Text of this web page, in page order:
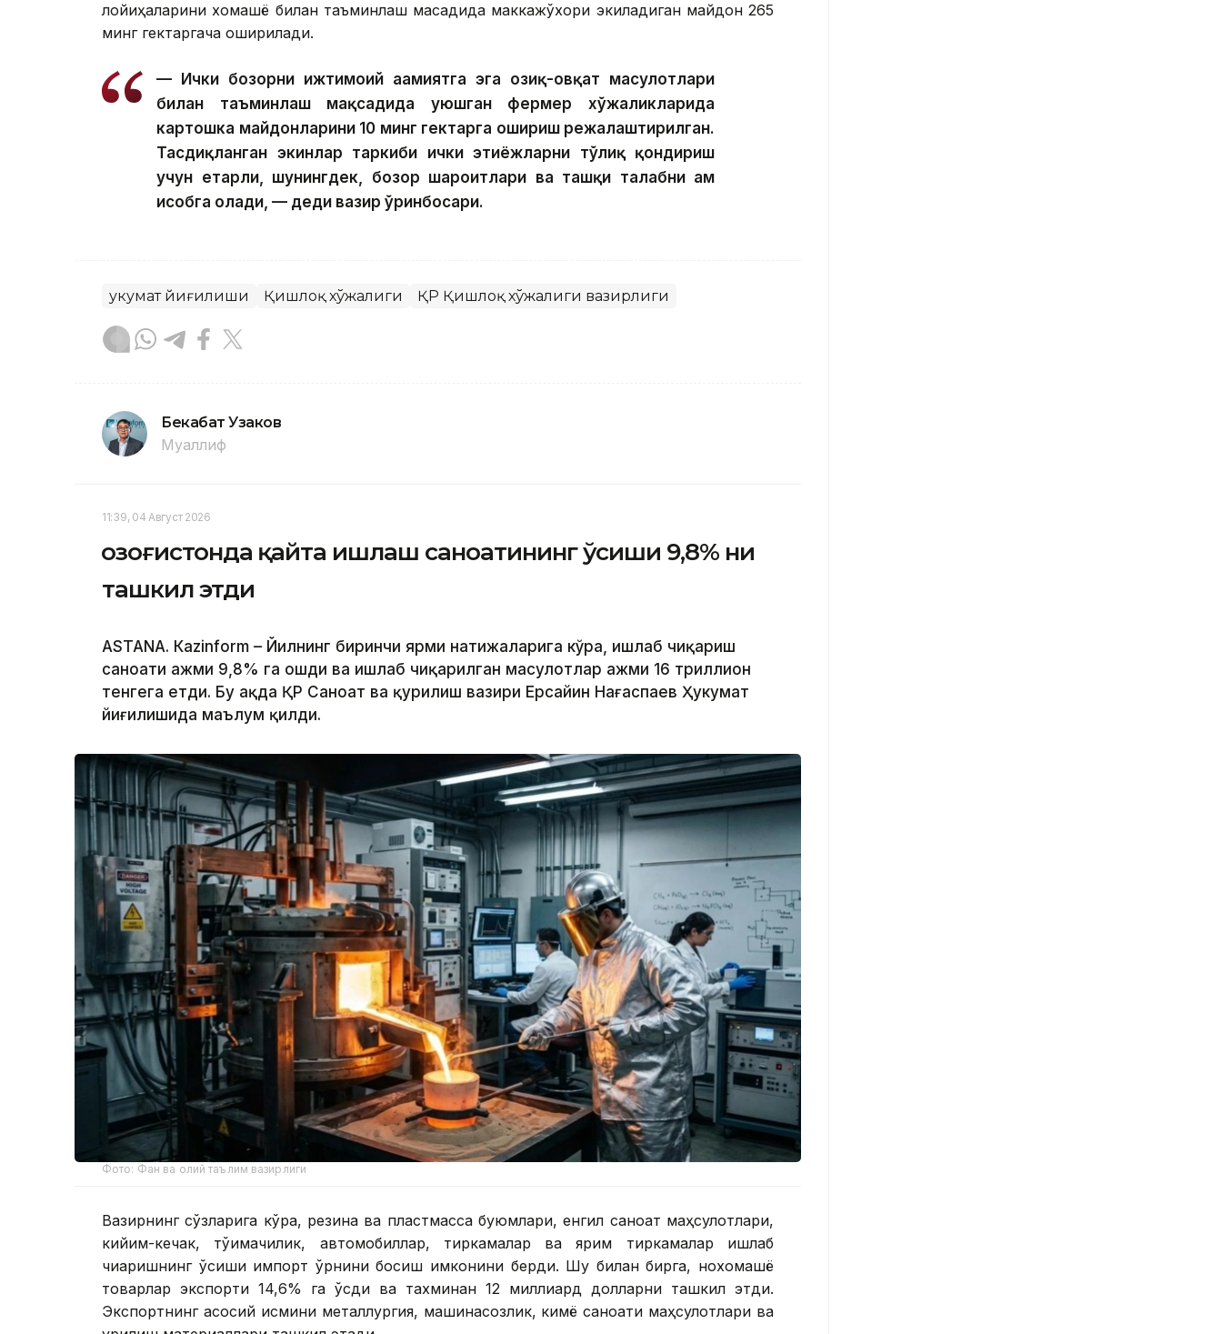
лойиҳаларини хомашё билан таъминлаш мақсадида маккажўхори экиладиган майдон 265
минг гектаргача оширилади.
— Ички бозорни ижтимоий аҳамиятга эга озиқ-овқат маҳсулотлари
билан таъминлаш мақсадида уюшган фермер хўжаликларида
картошка майдонларини 10 минг гектарга ошириш режалаштирилган.
Тасдиқланган экинлар таркиби ички эҳтиёжларни тўлиқ қондириш
учун етарли, шунингдек, бозор шароитлари ва ташқи талабни ҳам
ҳисобга олади, — деди вазир ўринбосари.
Ҳукумат йиғилиши Қишлоқ хўжалиги ҚР Қишлоқ хўжалиги вазирлиги
Бекабат Узаков
Муаллиф
11:39, 04 Август 2026
Қозоғистонда қайта ишлаш саноатининг ўсиши 9,8% ни
ташкил этди
ASTANА. Кazinform – Йилнинг биринчи ярми натижаларига кўра, ишлаб чиқариш
саноати ҳажми 9,8% га ошди ва ишлаб чиқарилган маҳсулотлар ҳажми 16 триллион
тенгега етди. Бу ҳақда ҚР Саноат ва қурилиш вазири Ерсайин Нағаспаев Ҳукумат
йиғилишида маълум қилди.
Фото: Фан ва олий таълим вазирлиги
Вазирнинг сўзларига кўра, резина ва пластмасса буюмлари, енгил саноат маҳсулотлари,
кийим-кечак, тўқимачилик, автомобиллар, тиркамалар ва ярим тиркамалар ишлаб
чиқаришнинг ўсиши импорт ўрнини босиш имконини берди. Шу билан бирга, нохомашё
товарлар экспорти 14,6% га ўсди ва тахминан 12 миллиард долларни ташкил этди.
Экспортнинг асосий қисмини металлургия, машинасозлик, кимё саноати маҳсулотлари ва